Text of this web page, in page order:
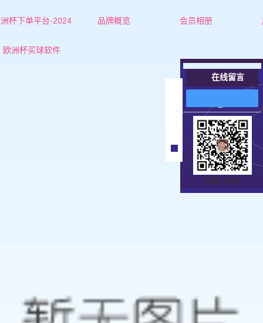
杯下单平台-2024
欧洲杯买球软件
品牌概览 会员相册
长春红娘-张老师
长春女士
长春男士
在线留言
扫描二维码